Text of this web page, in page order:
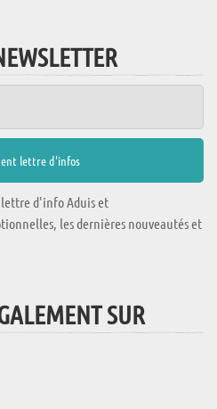
d'info Aduis et
les dernières nouveautés et
SUR